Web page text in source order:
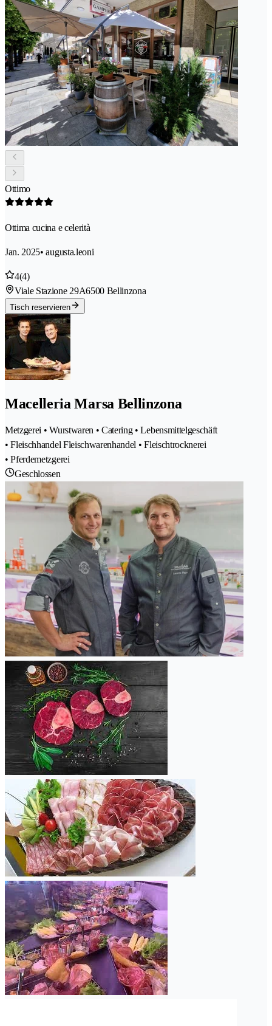
Ottimo
Ottima cucina e celerità
Jan. 2025• augusta.leoni
4(4)
Viale Stazione 29A6500 Bellinzona
Tisch reservieren
Macelleria Marsa Bellinzona
Metzgerei • Wurstwaren • Catering • Lebensmittelgeschäft
• Fleischhandel Fleischwarenhandel • Fleischtrocknerei
• Pferdemetzgerei
Geschlossen